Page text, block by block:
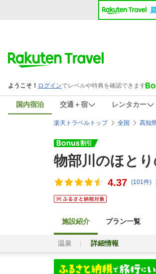
国内宿泊 交通＋宿 レンタカー
楽天トラベルトップ 全国 高知
物部川のほと
4.37 (101件)
施設紹介 プラン一覧
温泉 詳細情報